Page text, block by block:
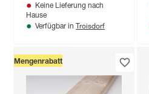
Keine Lieferung nach
Hause
Verfügbar in Troisdorf
Mengenrabatt